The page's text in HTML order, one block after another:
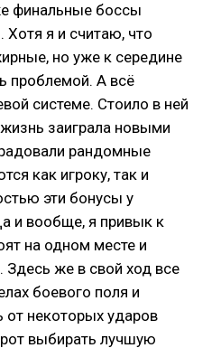
финальные боссы
Хотя я и считаю, что
но уже к середине
проблемой. А всё
системе. Стоило в ней
заиграла новыми
рандомные
как игроку, так и
эти бонусы у
и вообще, я привык к
на одном месте и
же в свой ход все
боевого поля и
от некоторых ударов
выбирать лучшую